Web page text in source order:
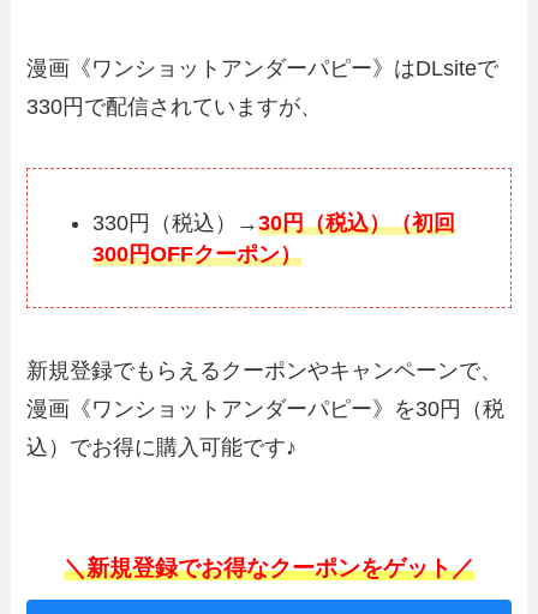
漫画《ワンショットアンダーパピー》はDLsiteで
330円で配信されていますが、
330円（税込）→30円（税込）（初回
300円OFFクーポン）
新規登録でもらえるクーポンやキャンペーンで、
漫画《ワンショットアンダーパピー》を30円（税
込）でお得に購入可能です♪
＼新規登録でお得なクーポンをゲット／